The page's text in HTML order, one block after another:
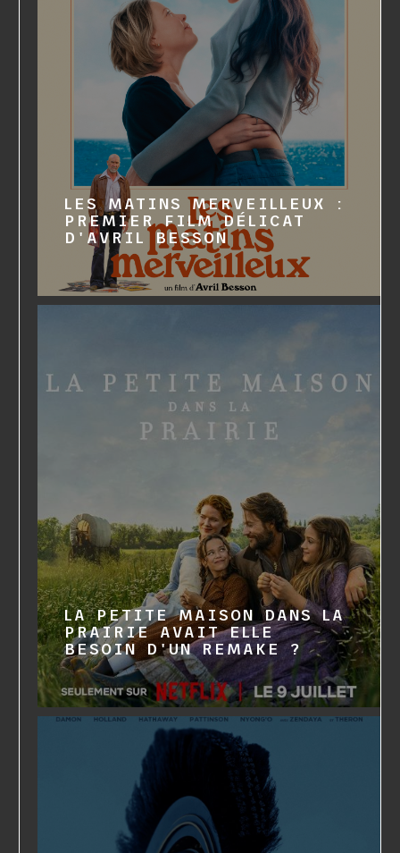
LES MATINS MERVEILLEUX :
PREMIER FILM DÉLICAT
D'AVRIL BESSON
LA PETITE MAISON DANS LA
PRAIRIE AVAIT ELLE
BESOIN D'UN REMAKE ?